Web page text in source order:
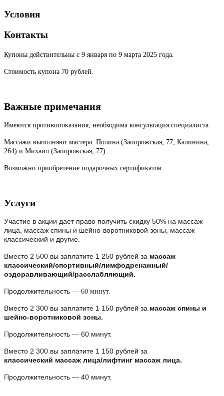
Условия
Контакты
Купоны действительны с 9 января по 9 марта 2025 года.
Стоимость купона 70 рублей.
Важные примечания
Имеются противопоказания, необходима консультация специалиста.
Массажи выполняют мастера: Полина (Запорожская, 77, Калинина,
264) и Михаил (Запорожская, 77).
Возможно приобретение подарочных сертификатов.
Услуги
Участие в акции дает право получить скидку 50% на массаж
лица, массаж спины и шейно-воротниковой зоны, массаж
классический и другие.
Вместо 2 500 вы заплатите 1 250 рублей за массаж
классический/спортивный/лимфодренажный/
оздоравливающий/расслабляющий.
Продолжительность — 60 минут.
Вместо 2 300 вы заплатите 1 150 рублей за массаж спины и
шейно-воротниковой зоны.
Продолжительность — 60 минут.
Вместо 2 300 вы заплатите 1 150 рублей за
классический массаж лица/лифтинг массаж лица.
Продолжительность — 40 минут.